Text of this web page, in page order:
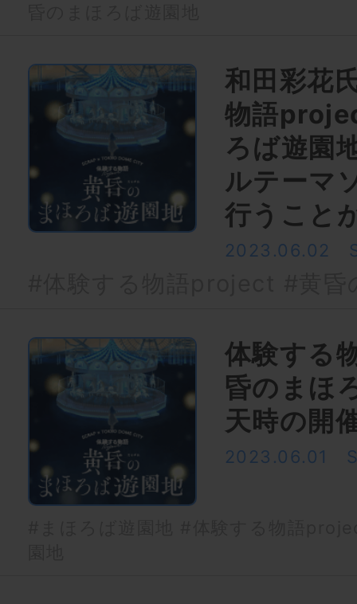
和田彩花
物語
ろば遊園
ルテーマ
行うこと
2023.06.02
体験する
昏のまほ
天時の開
2023.06.01